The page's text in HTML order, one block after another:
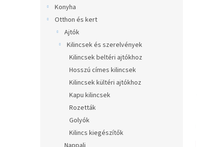
Konyha
Otthon és kert
Ajtók
Kilincsek és szerelvények
Kilincsek beltéri ajtókhoz
Hosszú címes kilincsek
Kilincsek kültéri ajtókhoz
Kapu kilincsek
Rozetták
Golyók
Kilincs kiegészítők